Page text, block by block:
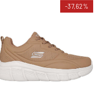
-37,62%